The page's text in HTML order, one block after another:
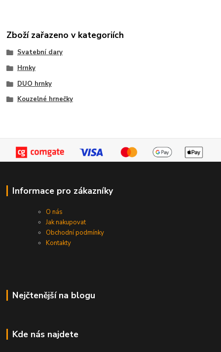
Zboží zařazeno v kategoriích
Svatební dary
Hrnky
DUO hrnky
Kouzelné hrnečky
Informace pro zákazníky
O nás
Jak nakupovat
Obchodní podmínky
Kontakty
Nejčtenější na blogu
Kde nás najdete